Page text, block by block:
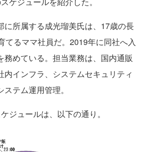
所属する成光瑠美氏は、17歳の長
てるママ社員だ。2019年に同社へ入
務めている。担当業務は、国内通販
内インフラ、システムセキュリティ
テム運用管理。
ジュールは、以下の通り。